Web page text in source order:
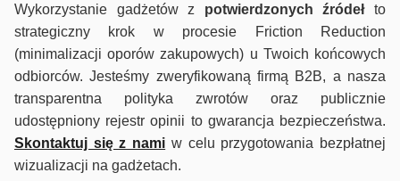
Wykorzystanie gadżetów z potwierdzonych źródełto
strategiczny krok w procesie Friction Reduction
(minimalizacji oporów zakupowych) u Twoich końcowych
odbiorców. Jesteśmy zweryfikowaną firmą B2B, a nasza
transparentna polityka zwrotów oraz publicznie
udostępniony rejestr opinii to gwarancja bezpieczeństwa.
Skontaktuj się z nami w celu przygotowania bezpłatnej
wizualizacji na gadżetach.